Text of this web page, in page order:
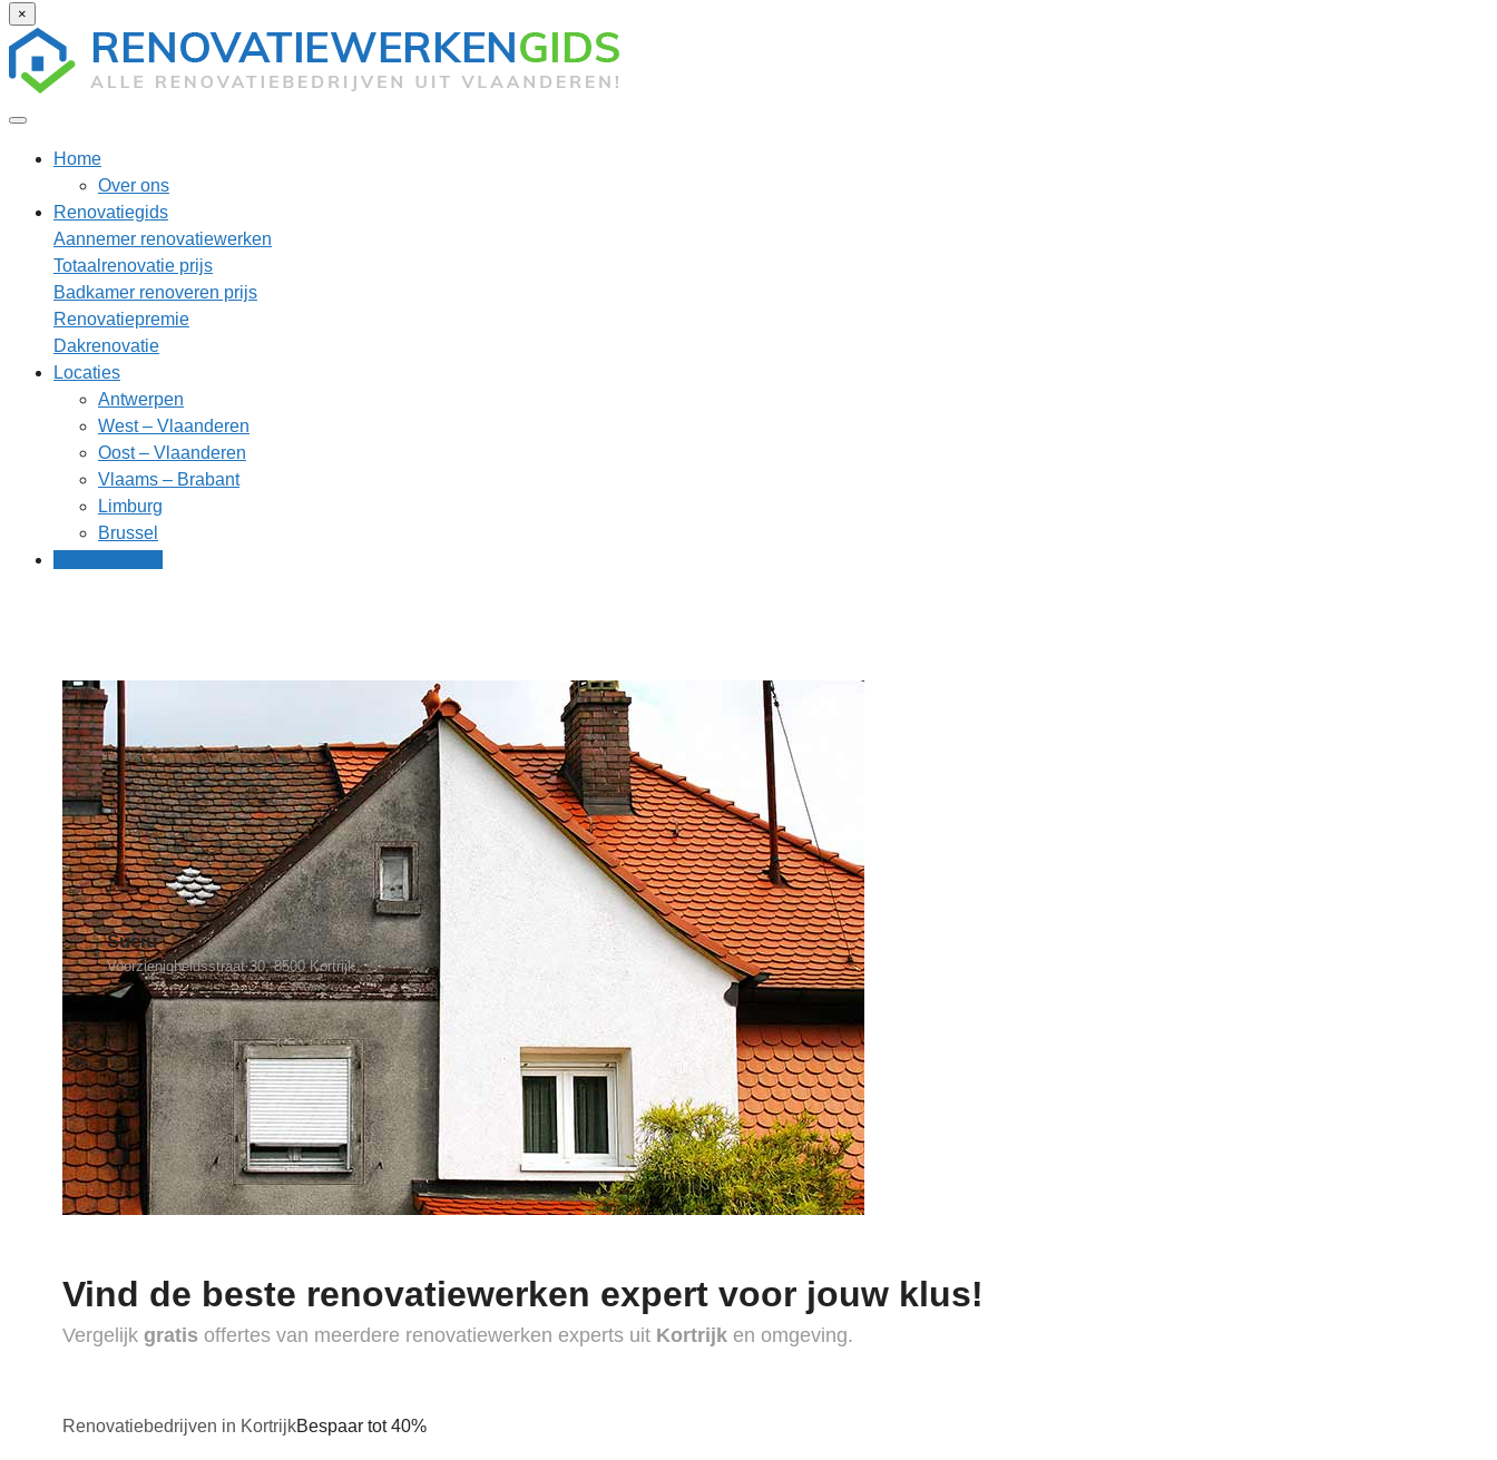
×
Home
Over ons
Renovatiegids
Aannemer renovatiewerken
Totaalrenovatie prijs
Badkamer renoveren prijs
Renovatiepremie
Dakrenovatie
Locaties
Antwerpen
West – Vlaanderen
Oost – Vlaanderen
Vlaams – Brabant
Limburg
Brussel
Suciu
Voorzienigheidsstraat 30, 8500 Kortrijk
Vind de beste renovatiewerken expert voor jouw klus!
Vergelijk gratis offertes van meerdere renovatiewerken experts uit Kortrijk en omgeving.
Renovatiebedrijven in KortrijkBespaar tot 40%